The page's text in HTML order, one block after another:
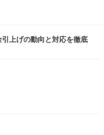
上げの動向と対応を徹底